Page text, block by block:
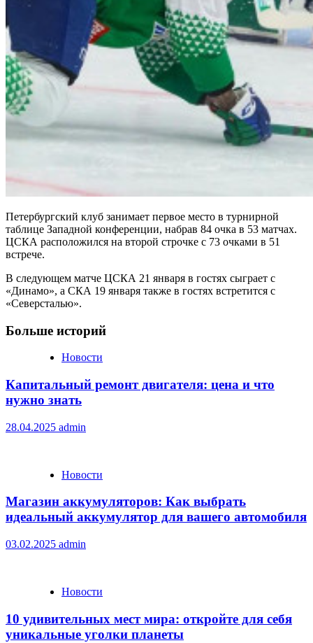
Петербургский клуб занимает первое место в турнирной
таблице Западной конференции, набрав 84 очка в 53 матчах.
ЦСКА расположился на второй строчке с 73 очками в 51
встрече.
В следующем матче ЦСКА 21 января в гостях сыграет с
«Динамо», а СКА 19 января также в гостях встретится с
«Северсталью».
Больше историй
Новости
Капитальный ремонт двигателя: цена и что
нужно знать
28.04.2025 admin
Новости
Магазин аккумуляторов: Как выбрать
идеальный аккумулятор для вашего автомобиля
03.02.2025 admin
Новости
10 удивительных мест мира: откройте для себя
уникальные уголки планеты